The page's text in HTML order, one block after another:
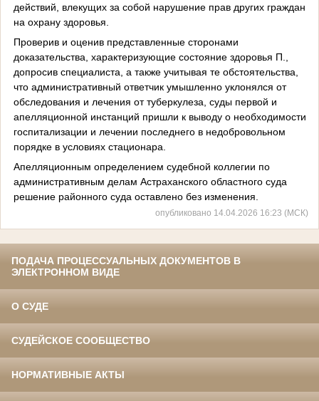
действий, влекущих за собой нарушение прав других граждан
на охрану здоровья.
Проверив и оценив представленные сторонами
доказательства, характеризующие состояние здоровья П.,
допросив специалиста, а также учитывая те обстоятельства,
что административный ответчик умышленно уклонялся от
обследования и лечения от туберкулеза, суды первой и
апелляционной инстанций пришли к выводу о необходимости
госпитализации и лечении последнего в недобровольном
порядке в условиях стационара.
Апелляционным определением судебной коллегии по
административным делам Астраханского областного суда
решение районного суда оставлено без изменения.
опубликовано 14.04.2026 16:23 (МСК)
ПОДАЧА ПРОЦЕССУАЛЬНЫХ ДОКУМЕНТОВ В
ЭЛЕКТРОННОМ ВИДЕ
О СУДЕ
СУДЕЙСКОЕ СООБЩЕСТВО
НОРМАТИВНЫЕ АКТЫ